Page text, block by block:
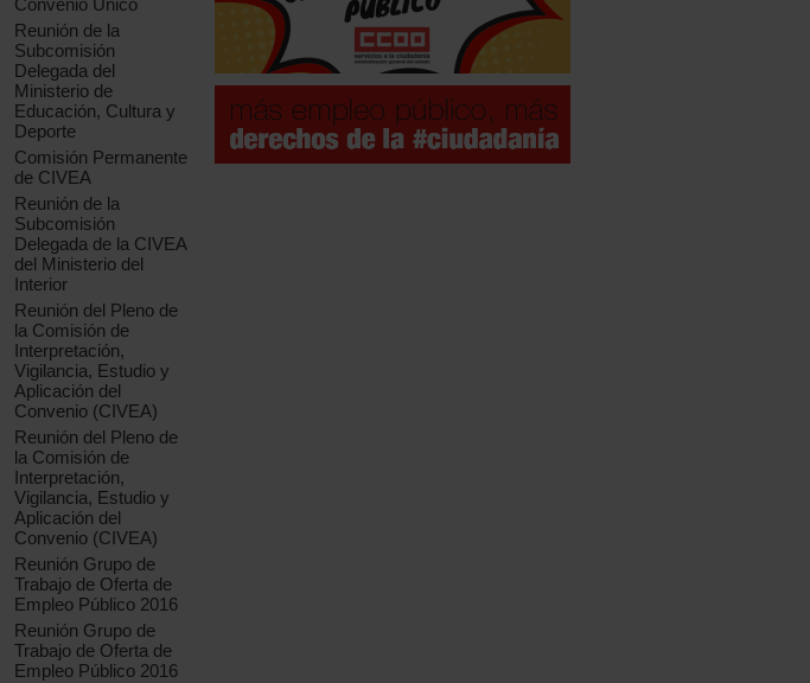
Convenio Único
Reunión de la
Subcomisión
Delegada del
Ministerio de
Educación, Cultura y
Deporte
Comisión Permanente
de CIVEA
Reunión de la
Subcomisión
Delegada de la CIVEA
del Ministerio del
Interior
Reunión del Pleno de
la Comisión de
Interpretación,
Vigilancia, Estudio y
Aplicación del
Convenio (CIVEA)
Reunión del Pleno de
la Comisión de
Interpretación,
Vigilancia, Estudio y
Aplicación del
Convenio (CIVEA)
Reunión Grupo de
Trabajo de Oferta de
Empleo Público 2016
Reunión Grupo de
Trabajo de Oferta de
Empleo Público 2016